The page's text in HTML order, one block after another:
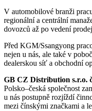
V automobilové branži
regionální a centrální
dovozců až po vedení
Před KGM/Ssangyong
nejen u nás, ale také v
dealerskou síť a obchodní
GB CZ Distribution s.r.o.
Polsko–česká společnost
u nás postupně rozjíždí
mezi čínskými značkami a